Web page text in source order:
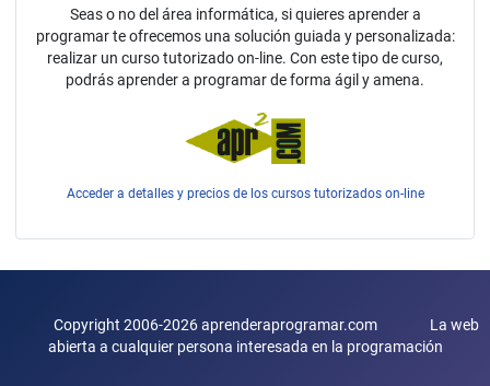
Seas o no del área informática, si quieres aprender a
programar te ofrecemos una solución guiada y personalizada:
realizar un curso tutorizado on-line. Con este tipo de curso,
podrás aprender a programar de forma ágil y amena.
Acceder a detalles y precios de los cursos tutorizados on-line
Copyright 2006-2026 aprenderaprogramar.com La web
abierta a cualquier persona interesada en la programación